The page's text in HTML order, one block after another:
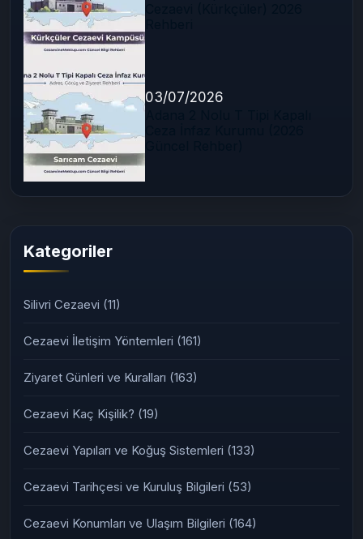
03/07/2026
Kategoriler
Silivri Cezaevi (11)
Cezaevi İletişim Yöntemleri (161)
Ziyaret Günleri ve Kuralları (163)
Cezaevi Kaç Kişilik? (19)
Cezaevi Yapıları ve Koğuş Sistemleri (133)
Cezaevi Tarihçesi ve Kuruluş Bilgileri (53)
Cezaevi Konumları ve Ulaşım Bilgileri (164)